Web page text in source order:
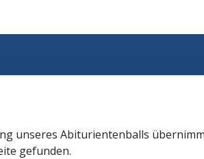
unseres Abiturientenballs
gefunden.